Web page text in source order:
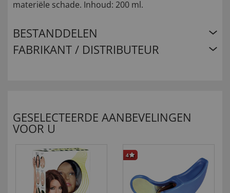
materiële schade. Inhoud: 200 ml.
BESTANDDELEN
FABRIKANT / DISTRIBUTEUR
GESELECTEERDE AANBEVELINGEN
VOOR U
4